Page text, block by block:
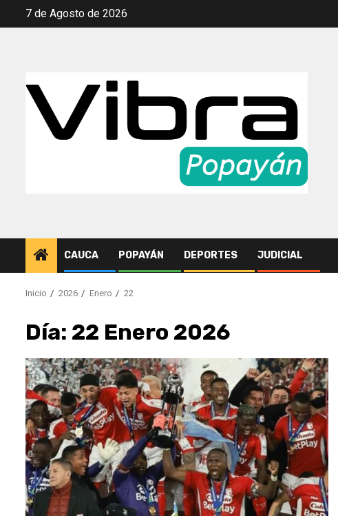
Saltar7 de Agosto de 2026
CAUCA POPAYÁN DEPORTES JUDICIAL
Inicio 2026 Enero 22
Día: 22 Enero 2026